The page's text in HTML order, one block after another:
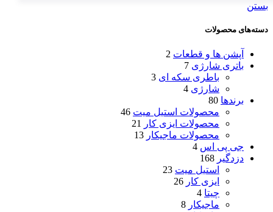
بستن
دسته‌های محصولات
آپشن ها و قطعات 2
باتری شارژی 7
باطری سکه ای 3
شارژی 4
برندها 80
محصولات استیل میت 46
محصولات ایزی کار
21
محصولات ماجیکار 13
جی پی اس 4
دزدگیر 168
استیل میت 23
ایزی کار 26
چیتا 4
ماجیکار 8